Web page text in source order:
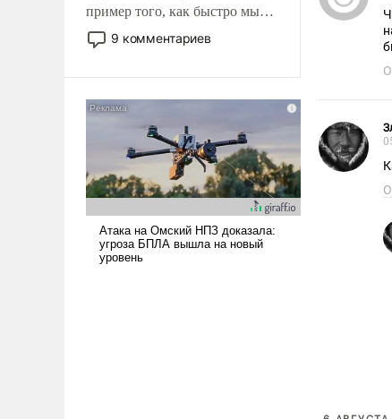
пример того, как быстро мы
двигаемся по пути
революционных изменений.
псевдонаучной фантастики,
стало всерьез обсуждаемой
9 комментариев